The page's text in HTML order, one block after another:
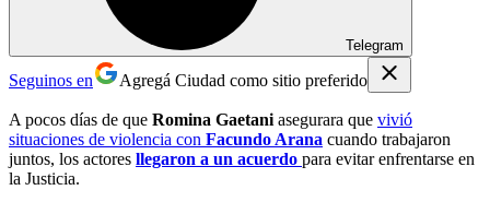
Telegram
Seguinos en Agregá Ciudad como sitio preferido
A pocos días de que Romina Gaetani asegurara que vivió
situaciones de violencia con Facundo Arana cuando trabajaron
juntos, los actores llegaron a un acuerdo para evitar enfrentarse en
la Justicia.